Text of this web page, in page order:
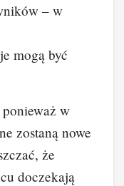
– w
mogą być
w
zostaną nowe
że
doczekają